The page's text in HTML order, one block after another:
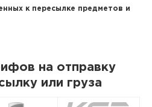
к пересылке предметов и
на отправку
или груза